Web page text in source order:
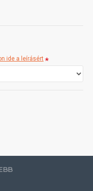
ide a leírásért